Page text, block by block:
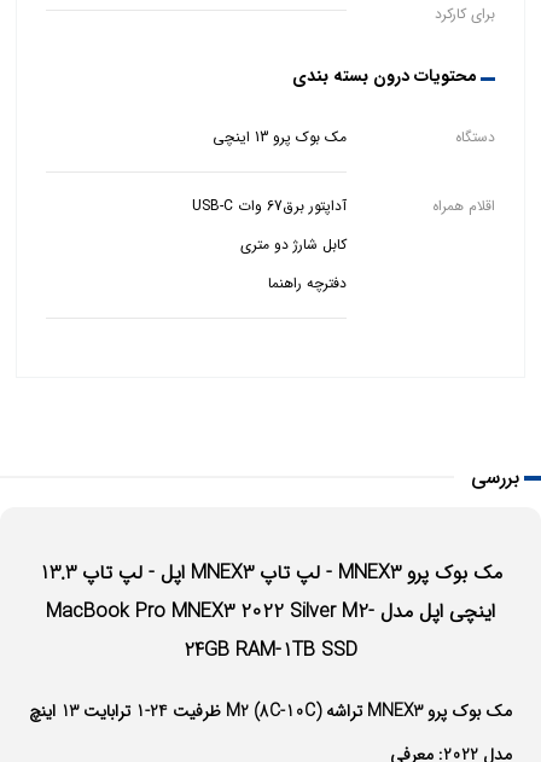
برای کارکرد
محتویات درون بسته بندی
دستگاه مک بوک پرو 13 اینچی
اقلام همراه
آداپتور برق67 وات USB-C
کابل شارژ دو متری
دفترچه راهنما
بررسی
مک بوک پرو MNEX3 - لپ تاپ MNEX3 اپل - لپ تاپ 13.3
اینچی اپل مدل MacBook Pro MNEX3 2022 Silver M2-
24GB RAM-1TB SSD
مک بوک پرو MNEX3 تراشه M2 (8C-10C) ظرفیت 24-1 ترابایت 13 اینچ
مدل 2022: معرفی